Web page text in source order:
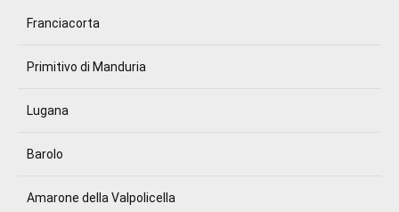
Franciacorta
Primitivo di Manduria
Lugana
Barolo
Amarone della Valpolicella